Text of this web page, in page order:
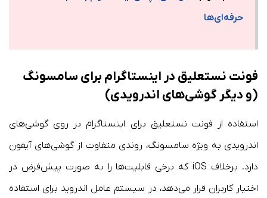
حرفه‌ای‌ها
فونت نستعلیق در اینستاگرام برای سامسونگ
(و دیگر گوشی‌های اندرویدی)
استفاده از فونت نستعلیق برای اینستاگرام بر روی گوشی‌های
اندرویدی به ویژه سامسونگ، روندی متفاوت از گوشی‌های آیفون
دارد. برخلاف iOS که برخی قابلیت‌ها را به صورت پیش‌فرض در
اختیار کاربران قرار می‌دهد، در سیستم عامل اندروید برای استفاده